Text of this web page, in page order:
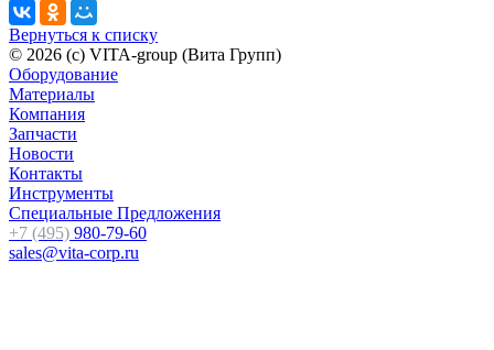
Вернуться к списку
© 2026 (c) VITA-group (Вита Групп)
Оборудование
Материалы
Компания
Запчасти
Новости
Контакты
Инструменты
Специальные Предложения
+7 (495) 980-79-60
sales@vita-corp.ru